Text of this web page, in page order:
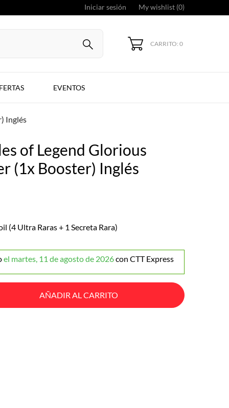
Iniciar sesión My wishlist (0)
CARRITO: 0
EVENTOS
Inglés
of Legend Glorious
(1x Booster) Inglés
(4 Ultra Raras + 1 Secreta Rara)
el martes, 11 de agosto de 2026con CTT Express
AÑADIR AL CARRITO